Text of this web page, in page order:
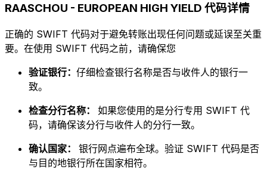
RAASCHOU - EUROPEAN HIGH YIELD 代码详情
正确的 SWIFT 代码对于避免转账出现任何问题或延误至关重
要。在使用 SWIFT 代码之前，请确保您
验证银行： 仔细检查银行名称是否与收件人的银行一
致。
检查分行名称： 如果您使用的是分行专用 SWIFT 代
码，请确保该分行与收件人的分行一致。
确认国家： 银行网点遍布全球。验证 SWIFT 代码是否
与目的地银行所在国家相符。